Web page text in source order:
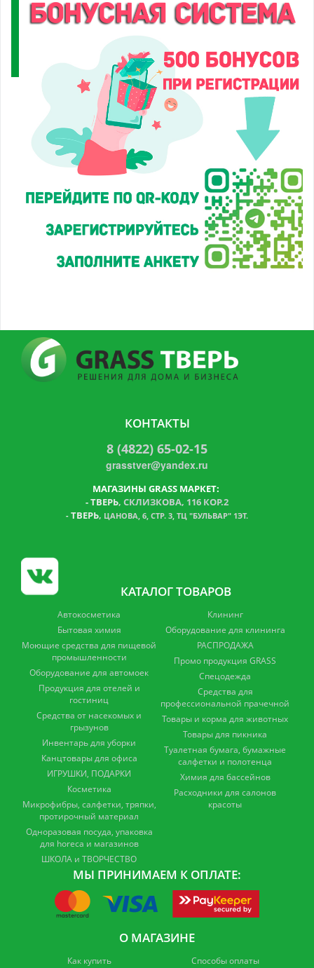
КОНТАКТЫ
8 (4822) 65-02-15
grasstver@yandex.ru
МАГАЗИНЫ GRASS МАРКЕТ:
-ТВЕРЬ, СКЛИЗКОВА, 116 КОР.2
- ТВЕРЬ, ЦАНОВА, 6, СТР. 3, ТЦ "БУЛЬВАР" 1ЭТ.
КАТАЛОГ ТОВАРОВ
Автокосметика
Бытовая химия
Моющие средства для пищевой
промышленности
Оборудование для автомоек
Продукция для отелей и
гостиниц
Средства от насекомых и
грызунов
Инвентарь для уборки
Канцтовары для офиса
ИГРУШКИ, ПОДАРКИ
Косметика
Микрофибры, салфетки, тряпки,
протирочный материал
Одноразовая посуда, упаковка
для horeca и магазинов
ШКОЛА и ТВОРЧЕСТВО
Клининг
Оборудование для клининга
РАСПРОДАЖА
Промо продукция GRASS
Спецодежда
Средства для
профессиональной прачечной
Товары и корма для животных
Товары для пикника
Туалетная бумага, бумажные
салфетки и полотенца
Химия для бассейнов
Расходники для салонов
красоты
МЫ ПРИНИМАЕМ К ОПЛАТЕ:
О МАГАЗИНЕ
Как купить
Способы оплаты